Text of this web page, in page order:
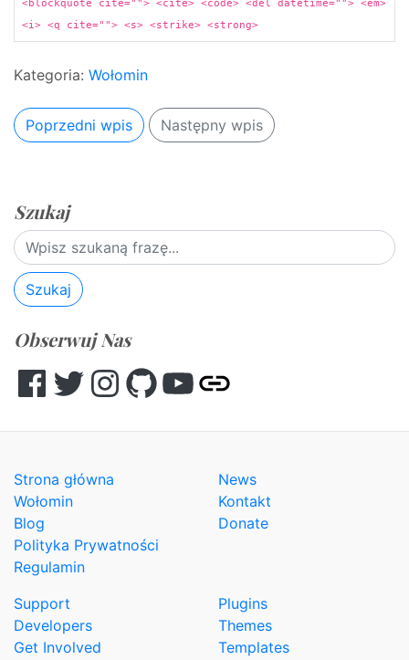
<blockquote cite=""> <cite> <code> <del datetime=""> <em>
<i> <q cite=""> <s> <strike> <strong>
Kategoria: Wołomin
Poprzedni wpis Następny wpis
Szukaj
Szukaj
Obserwuj Nas
Facebook
TwitterInstagram
GitHubYouTube
Other
Strona główna
Wołomin
Blog
Polityka Prywatności
Regulamin
News
Kontakt
Donate
Support
Developers
Get Involved
Plugins
Themes
Templates